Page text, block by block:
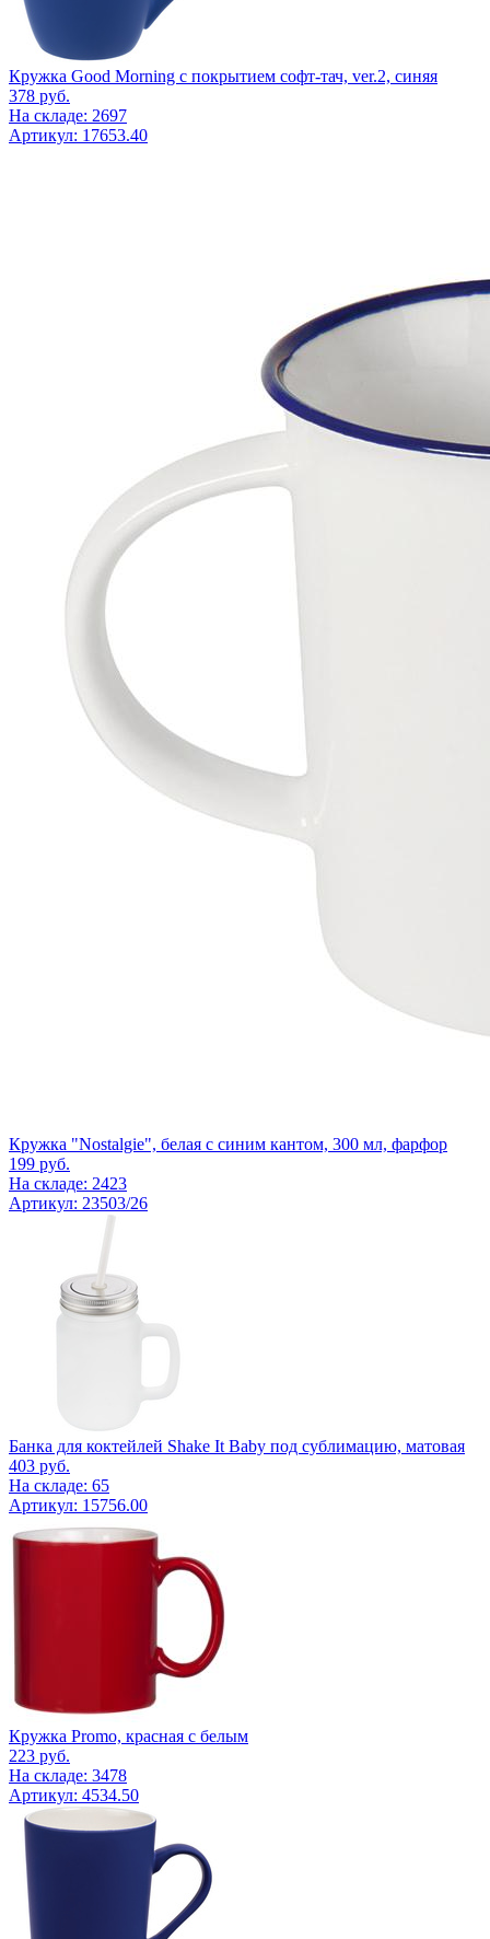
Кружка Good Morning с покрытием софт-тач, ver.2, синяя
378 руб.
На складе: 2697
Артикул: 17653.40
Кружка "Nostalgie", белая с синим кантом, 300 мл, фарфор
199 руб.
На складе: 2423
Артикул: 23503/26
Банка для коктейлей Shake It Baby под сублимацию, матовая
403 руб.
На складе: 65
Артикул: 15756.00
Кружка Promo, красная с белым
223 руб.
На складе: 3478
Артикул: 4534.50